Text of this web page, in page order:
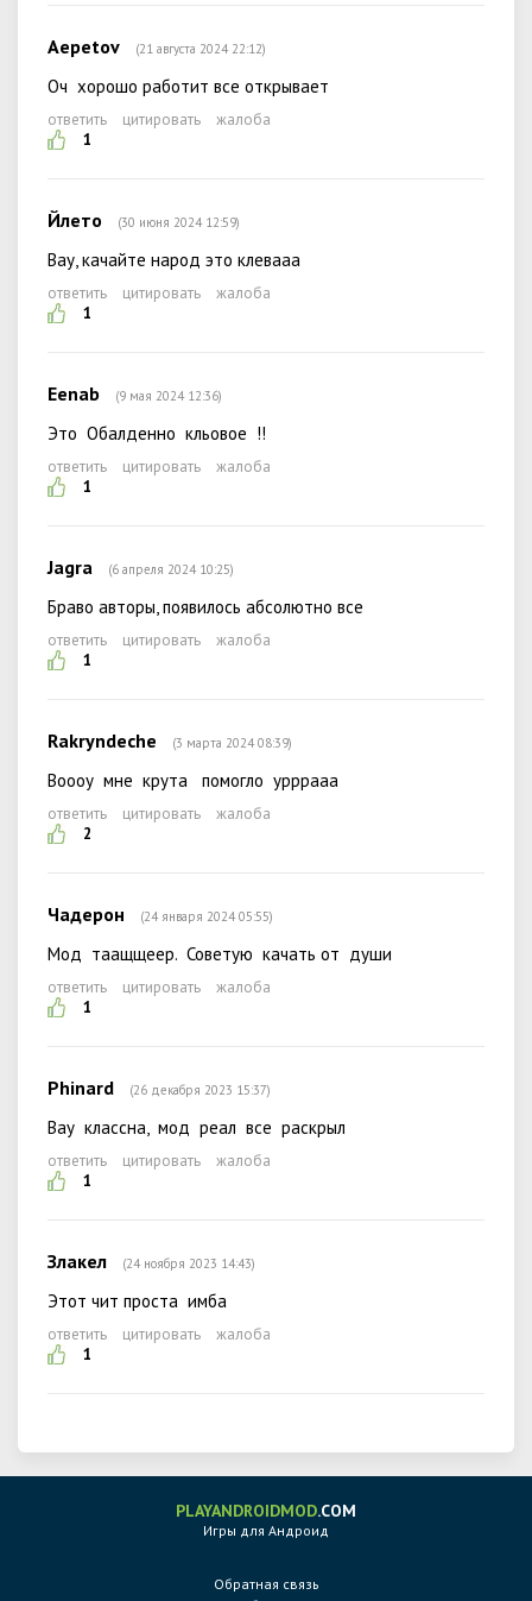
Aepetov (21 августа 2024 22:12)
Оч хорошо работит все открывает
ответить цитировать
жалоба
1
Йлето (30 июня 2024 12:59)
Вау, качайте народ это клевааа
ответить цитировать
жалоба
1
Eenab (9 мая 2024 12:36)
Это Обалденно кльовое !!
ответить цитировать
жалоба
1
Jagra (6 апреля 2024 10:25)
Браво авторы, появилось абсолютно все
ответить цитировать
жалоба
1
Rakryndeche (3 марта 2024 08:39)
Воооу мне крута помогло урррааа
ответить цитировать
жалоба
2
Чадерон (24 января 2024 05:55)
Мод таащщеер. Советую качать от души
ответить цитировать
жалоба
1
Phinard (26 декабря 2023 15:37)
Вау классна, мод реал все раскрыл
ответить цитировать
жалоба
1
Злакел (24 ноября 2023 14:43)
Этот чит проста имба
ответить цитировать
жалоба
1
PLAYANDROIDMOD.COM
Игры для Андроид
Обратная связь